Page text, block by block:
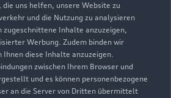
uns helfen, unsere Website zu
und die Nutzung zu analysieren
zugeschnittene Inhalte anzuzeigen,
Werbung. Zudem binden wir
diese Inhalte anzuzeigen.
zwischen Ihrem Browser und
und es können personenbezogene
an die Server von Dritten übermittelt